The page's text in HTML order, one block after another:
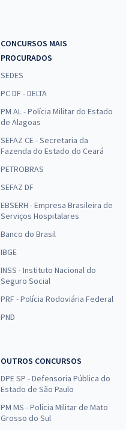
CONCURSOS MAIS
PROCURADOS
SEDES
PC DF - DELTA
PM AL - Polícia Militar do Estado
de Alagoas
SEFAZ CE - Secretaria da
Fazenda do Estado do Ceará
PETROBRAS
SEFAZ DF
EBSERH - Empresa Brasileira de
Serviços Hospitalares
Banco do Brasil
IBGE
INSS - Instituto Nacional do
Seguro Social
PRF - Polícia Rodoviária Federal
PND
OUTROS CONCURSOS
DPE SP - Defensoria Pública do
Estado de São Paulo
PM MS - Polícia Militar de Mato
Grosso do Sul